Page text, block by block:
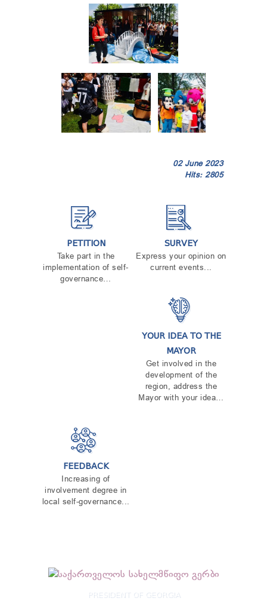
02 June 2023
Hits: 2805
PETITION
Take part in the
implementation of self-
governance…
SURVEY
Express your opinion on
current events...
YOUR IDEA TO THE
MAYOR
Get involved in the
development of the
region, address the
Mayor with your idea…
FEEDBACK
Increasing of
involvement degree in
local self-governance...
PRESIDENT OF GEORGIA